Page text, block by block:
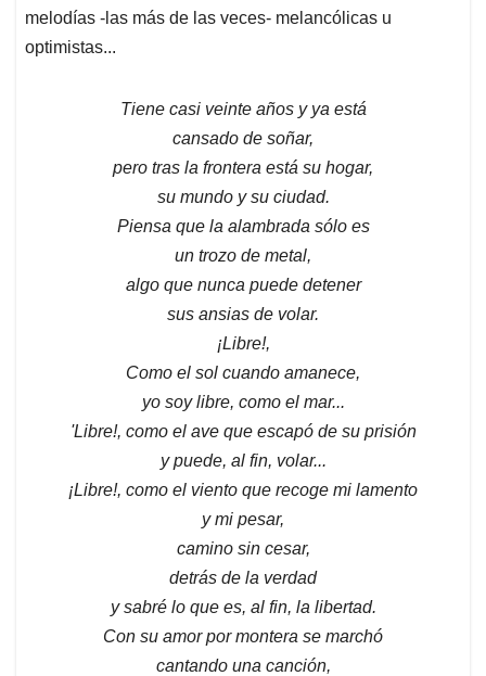
melodías -las más de las veces- melancólicas u
optimistas...
Tiene casi veinte años y ya está
cansado de soñar,
pero tras la frontera está su hogar,
su mundo y su ciudad.
Piensa que la alambrada sólo es
un trozo de metal,
algo que nunca puede detener
sus ansias de volar.
¡Libre!,
Como el sol cuando amanece,
yo soy libre, como el mar...
'Libre!, como el ave que escapó de su prisión
y puede, al fin, volar...
¡Libre!, como el viento que recoge mi lamento
y mi pesar,
camino sin cesar,
detrás de la verdad
y sabré lo que es, al fin, la libertad.
Con su amor por montera se marchó
cantando una canción,